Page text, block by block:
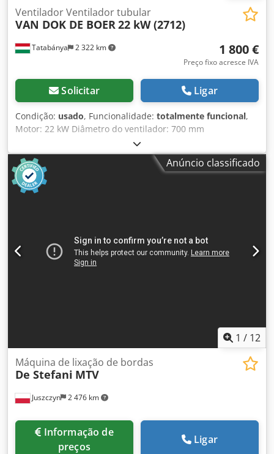
Tatabánya 2 322 km
Ventilador Ventilador tubular
VAN DOK DE BOER22 kW (2712)
1 800 €
Preço fixo acresce IVA
Solicitar Ligar
Condição: usado, Funcionalidade: totalmente funcional,
Motor: 22 kW Diâmetro do ventilador: 700 mm
Comprimento: 2500 mm Dcedpsri R Dusfx Ahrjk
Anúncio classificado
1 / 12
Juszczyn 2 476 km
Máquina de lixação de bordas
De Stefani MTV
preços
Ligar